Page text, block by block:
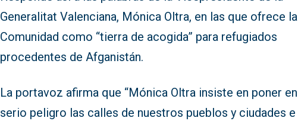
Generalitat Valenciana, Mónica Oltra, en las que ofrece la
Comunidad como “tierra de acogida” para refugiados
procedentes de Afganistán.
La portavoz afirma que “Mónica Oltra insiste en poner en
serio peligro las calles de nuestros pueblos y ciudades e